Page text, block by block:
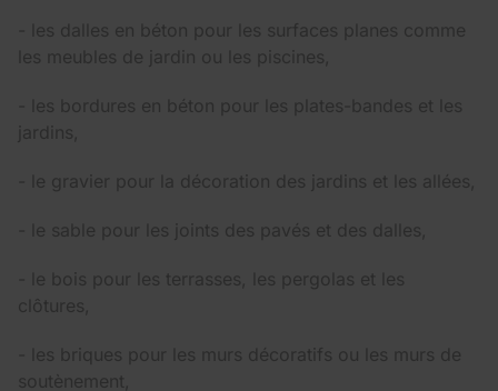
- les dalles en béton pour les surfaces planes comme
les meubles de jardin ou les piscines,
- les bordures en béton pour les plates-bandes et les
jardins,
- le gravier pour la décoration des jardins et les allées,
- le sable pour les joints des pavés et des dalles,
- le bois pour les terrasses, les pergolas et les
clôtures,
- les briques pour les murs décoratifs ou les murs de
soutènement,